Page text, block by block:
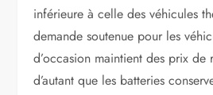
inférieure à celle des véhicules
demande soutenue pour les
d’occasion maintient des prix de
d’autant que les batteries